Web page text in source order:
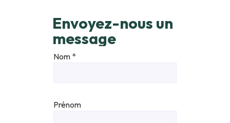
Envoyez-nous un
message
Nom *
Prénom